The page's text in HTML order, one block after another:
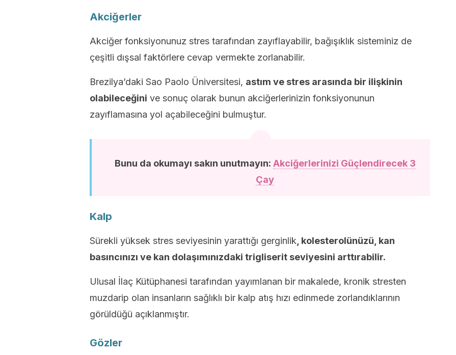
Akciğerler
Akciğer fonksiyonunuz stres tarafından zayıflayabilir, bağışıklık sisteminiz de
çeşitli dışsal faktörlere cevap vermekte zorlanabilir.
Brezilya’daki Sao Paolo Üniversitesi, astım ve stres arasında bir ilişkinin
olabileceğini ve sonuç olarak bunun akciğerlerinizin fonksiyonunun
zayıflamasına yol açabileceğini bulmuştur.
Bunu da okumayı sakın unutmayın: Akciğerlerinizi Güçlendirecek 3
Çay
Kalp
Sürekli yüksek stres seviyesinin yarattığı gerginlik , kolesterolünüzü, kan
basıncınızı ve kan dolaşımınızdaki trigliserit seviyesini arttırabilir.
Ulusal İlaç Kütüphanesi tarafından yayımlanan bir makalede, kronik stresten
muzdarip olan insanların sağlıklı bir kalp atış hızı edinmede zorlandıklarının
görüldüğü açıklanmıştır.
Gözler